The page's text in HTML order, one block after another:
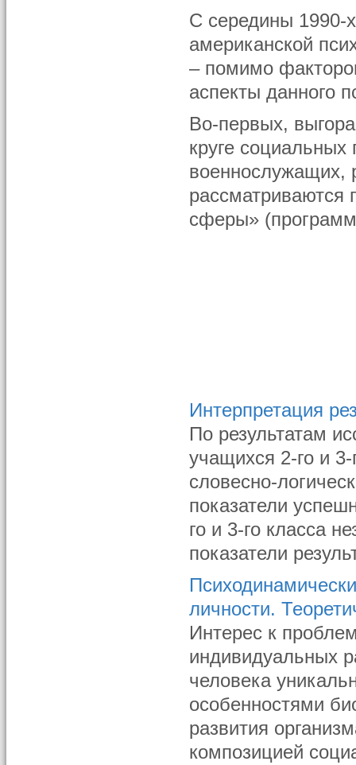
С середины 1990-
американской
– помимо
аспекты данного
Во-первых,
круге
военнослужащих,
рассматриваются
сферы»
Интерпретация
По результатам
учащихся 2-го и
словесно-
показатели
го и 3-го класса
показатели
личности.
Интерес к
индивидуальных
человека
особенностями
развития
композицией